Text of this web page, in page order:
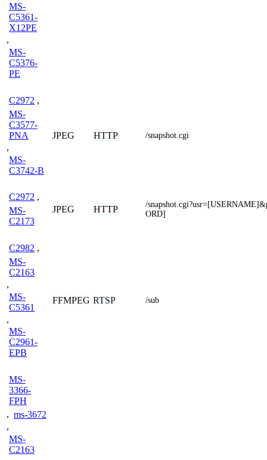
MS-
C5361-
X12PE
,
MS-
C5376-
PE
C2972 ,
MS-
C3577-
PNA
,
MS-
C3742-B
JPEG HTTP /snapshot.cgi
C2972 ,
MS-
C2173
JPEG HTTP
/
ORD]
C2982 ,
MS-
C2163
,
MS-
C5361
,
MS-
C2961-
EPB
FFMPEG RTSP /sub
MS-
3366-
FPH
, ms-3672
,
MS-
C2163